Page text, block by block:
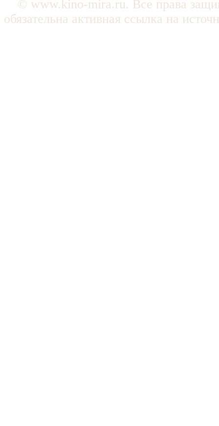
© www.kino-mira.ru. Все права
обязательна активная ссылка на